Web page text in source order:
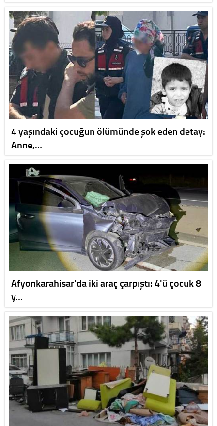
4 yaşındaki çocuğun ölümünde şok eden detay:
Anne,…
Afyonkarahisar'da iki araç çarpıştı: 4'ü çocuk 8
y…